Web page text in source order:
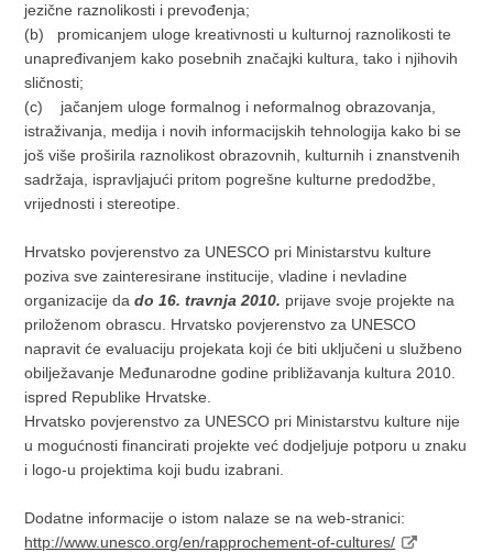
jezične raznolikosti i prevođenja;
(b)
promicanjem uloge kreativnosti u kulturnoj raznolikosti te
unapređivanjem kako posebnih značajki kultura, tako i njihovih
sličnosti;
(c)
jačanjem uloge formalnog i neformalnog obrazovanja,
istraživanja, medija i novih informacijskih tehnologija kako bi se
još više proširila raznolikost obrazovnih, kulturnih i znanstvenih
sadržaja, ispravljajući pritom pogrešne kulturne predodžbe,
vrijednosti i stereotipe.
Hrvatsko povjerenstvo za UNESCO pri Ministarstvu kulture
poziva sve zainteresirane institucije, vladine i nevladine
organizacije dado 16. travnja 2010. prijave svoje projekte na
priloženom obrascu. Hrvatsko povjerenstvo za UNESCO
napravit će evaluaciju projekata koji će biti uključeni u službeno
obilježavanje Međunarodne godine približavanja kultura 2010.
ispred Republike Hrvatske.
Hrvatsko povjerenstvo za UNESCO pri Ministarstvu kulture nije
u mogućnosti financirati projekte već dodjeljuje potporu u znaku
i logo-u projektima koji budu izabrani.
Dodatne informacije o istom nalaze se na web-stranici:
http://www.unesco.org/en/rapprochement-of-cultures/